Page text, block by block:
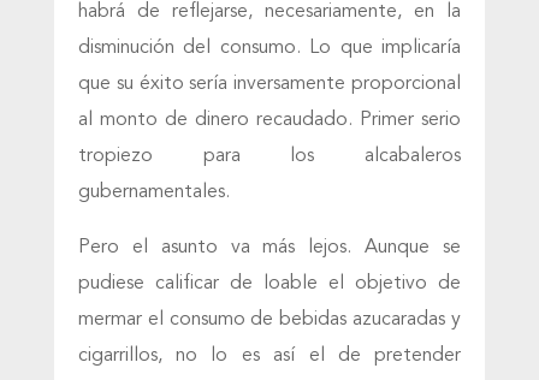
habrá de reflejarse, necesariamente, en la
disminución del consumo. Lo que implicaría
que su éxito sería inversamente proporcional
al monto de dinero recaudado. Primer serio
tropiezo para los alcabaleros
gubernamentales.
Pero el asunto va más lejos. Aunque se
pudiese calificar de loable el objetivo de
mermar el consumo de bebidas azucaradas y
cigarrillos, no lo es así el de pretender